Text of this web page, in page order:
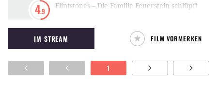
4.9
Flintstones – Die Familie Feuerstein schlüpft
Familienoberhauptes Fred Feuerstein.
IM STREAM FILM VORMERKEN
1